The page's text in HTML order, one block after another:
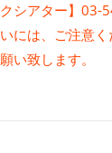
シアター】03-
には、ご注意く
い致します。